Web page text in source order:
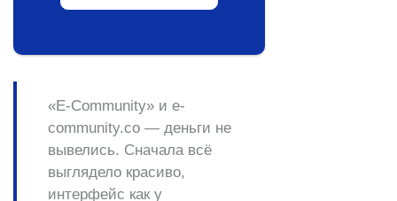
«E-Community» и e-
community.co — деньги не
вывелись. Сначала всё
выглядело красиво,
интерфейс как у